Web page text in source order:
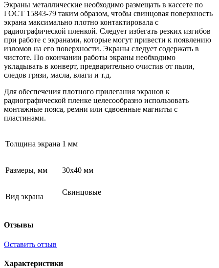
Экраны металлические необходимо размещать в кассете по
ГОСТ 15843-79 таким образом, чтобы свинцовая поверхность
экрана максимально плотно контактировала с
радиографической пленкой. Следует избегать резких изгибов
при работе с экранами, которые могут привести к появлению
изломов на его поверхности. Экраны следует содержать в
чистоте. По окончании работы экраны необходимо
укладывать в конверт, предварительно очистив от пыли,
следов грязи, масла, влаги и т.д.
Для обеспечения плотного прилегания экранов к
радиографической пленке целесообразно использовать
монтажные пояса, ремни или сдвоенные магниты с
пластинами.
Толщина экрана 1 мм
Размеры, мм 30х40 мм
Вид экрана
Свинцовые
Отзывы
Оставить отзыв
Характеристики